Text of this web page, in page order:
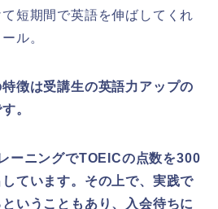
短期間で英語を伸ばしてくれ
ル。
徴は受講生の英語力アップの
。
ーニングでTOEICの点数を300
ています。その上で、実践で
いうこともあり、入会待ちに